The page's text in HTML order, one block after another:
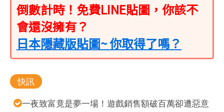
倒數計時！免費LINE貼圖，你該不
會還沒擁有？
日本隱藏版貼圖~ 你取得了嗎？
快訊
一夜致富竟是夢一場！遊戲銷售額破百萬卻遭惡意